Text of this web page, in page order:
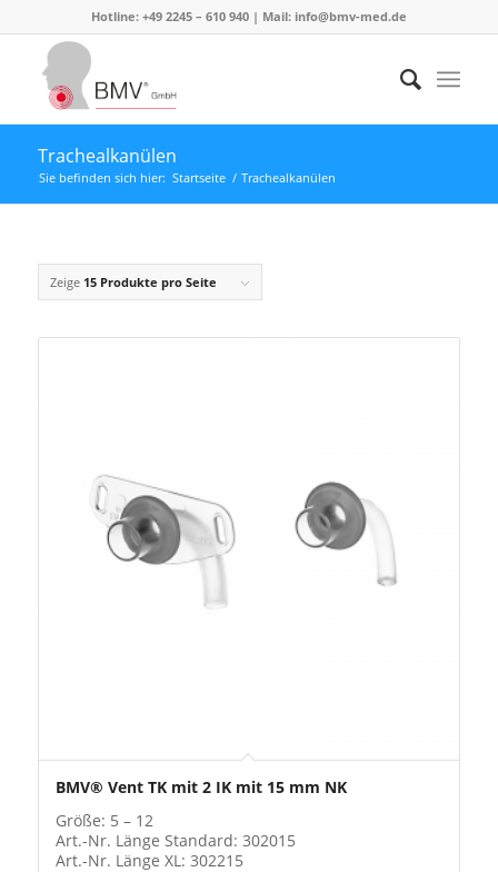
Hotline: +49 2245 – 610 940 | Mail: info@bmv-med.de
Trachealkanülen
Sie befinden sich hier: Startseite / Trachealkanülen
Zeige 15 Produkte pro Seite
BMV® Vent TK mit 2 IK mit 15 mm NK
Größe: 5 – 12
Art.-Nr. Länge Standard: 302015
Art.-Nr. Länge XL: 302215